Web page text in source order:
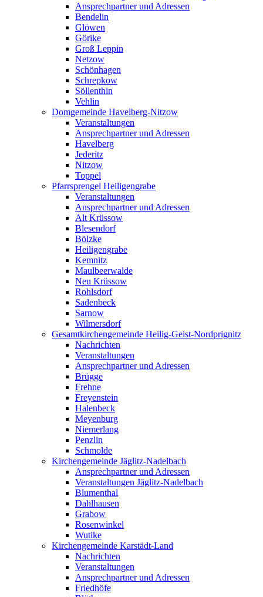
Ansprechpartner und Adressen
Bendelin
Glöwen
Görike
Groß Leppin
Netzow
Schönhagen
Schrepkow
Söllenthin
Vehlin
Domgemeinde Havelberg-Nitzow
Veranstaltungen
Ansprechpartner und Adressen
Havelberg
Jederitz
Nitzow
Toppel
Pfarrsprengel Heiligengrabe
Veranstaltungen
Ansprechpartner und Adressen
Alt Krüssow
Blesendorf
Bölzke
Heiligengrabe
Kemnitz
Maulbeerwalde
Neu Krüssow
Rohlsdorf
Sadenbeck
Sarnow
Wilmersdorf
Gesamtkirchengemeinde Heilig-Geist-Nordprignitz
Nachrichten
Veranstaltungen
Ansprechpartner und Adressen
Brügge
Frehne
Freyenstein
Halenbeck
Meyenburg
Niemerlang
Penzlin
Schmolde
Kirchengemeinde Jäglitz-Nadelbach
Ansprechpartner und Adressen
Veranstaltungen Jäglitz-Nadelbach
Blumenthal
Dahlhausen
Grabow
Rosenwinkel
Wutike
Kirchengemeinde Karstädt-Land
Nachrichten
Veranstaltungen
Ansprechpartner und Adressen
Friedhöfe